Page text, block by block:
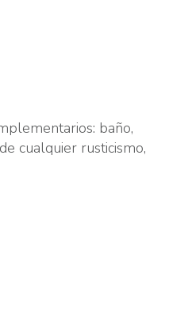
baño,
cualquier rusticismo,